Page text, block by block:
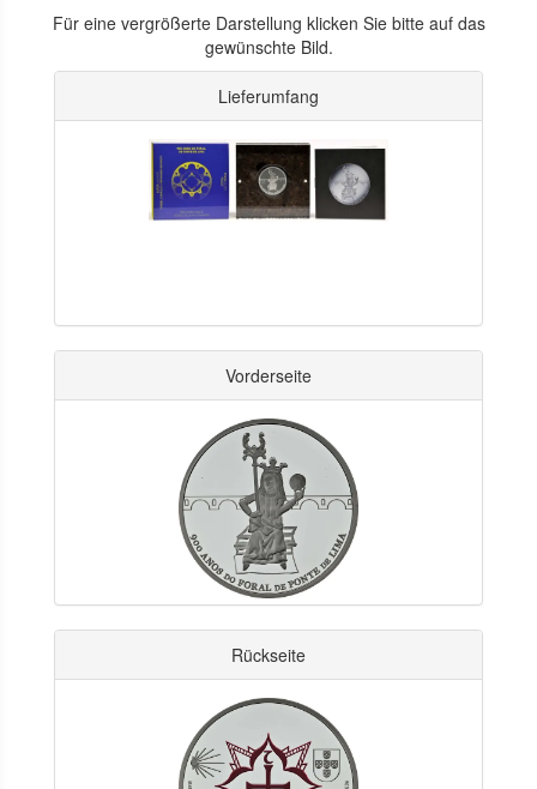
Für eine vergrößerte Darstellung klicken Sie bitte auf das
gewünschte Bild.
Lieferumfang
Vorderseite
Rückseite